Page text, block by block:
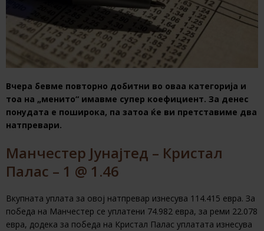
Вчера бевме повторно добитни во оваа категорија и
тоа на „менито“ имавме супер коефициент. За денес
понудата е поширока, па затоа ќе ви претставиме два
натпревари.
Манчестер Јунајтед – Кристал
Палас – 1 @ 1.46
Вкупната уплата за овој натпревар изнесува 114.415 евра. За
победа на Манчестер се уплатени 74.982 евра, за реми 22.078
евра, додека за победа на Кристал Палас уплатата изнесува